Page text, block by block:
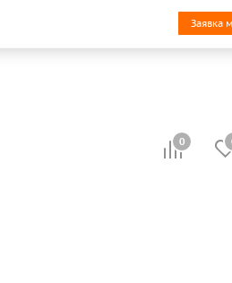
Заявка
0